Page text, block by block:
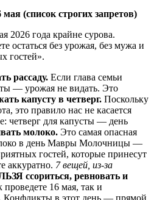
(список строгих запретов)
2026 года крайне сурова.
остаться без урожая, без мужа и
гостей».
рассаду. Если глава семьи
— урожая не видать. Это
капусту в четверг. Поскольку
это правило нас не касается
четверг для капусты — день
молоко. Это самая опасная
в день Мавры Молочницы —
гостей, которые принесут
аккуратно. 7 вещей, из-за
ссориться, ревновать и
проведете 16 мая, так и
Конфликты в этот день — прямой